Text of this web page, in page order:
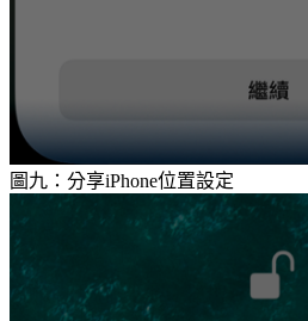
圖九：分享iPhone位置設定